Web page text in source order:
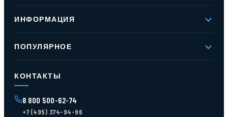
Реквизиты
Контакты
ИНФОРМАЦИЯ
Доставка и оплата
ПОПУЛЯРНОЕ
Контейнеры для отходов
Поддоны
Ящики пластиковые
Тара пласт. и металл.
КОНТАКТЫ
8 800 500-62-74
+7 (495) 374-94-96